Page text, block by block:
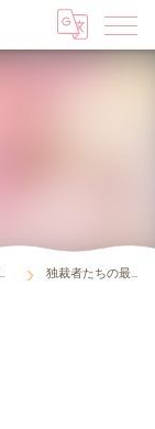
独裁者たちの最期の日々